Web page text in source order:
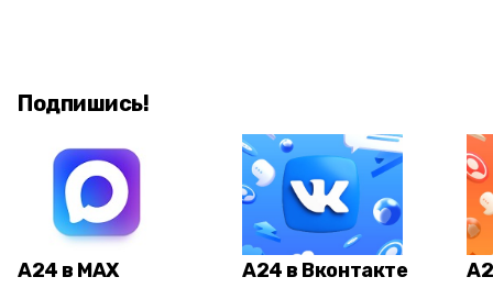
Подпишись!
А24 в MAX А24 в Вконтакте